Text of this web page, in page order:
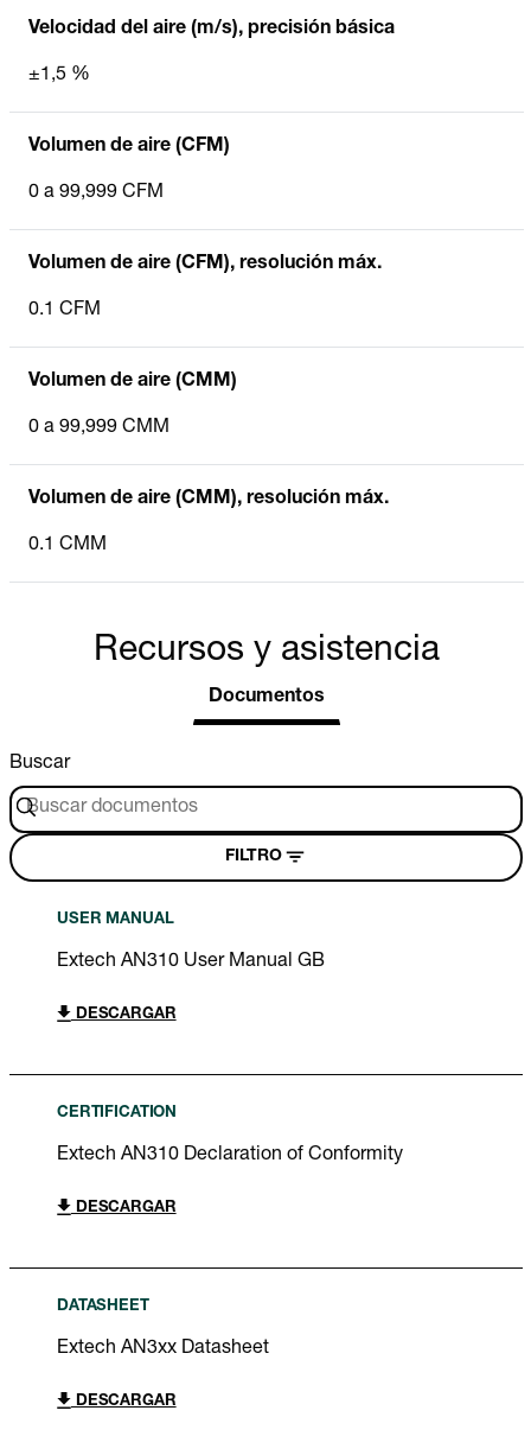
Velocidad del aire (m/s), precisión básica
±1,5 %
Volumen de aire (CFM)
0 a 99,999 CFM
Volumen de aire (CFM), resolución máx.
0.1 CFM
Volumen de aire (CMM)
0 a 99,999 CMM
Volumen de aire (CMM), resolución máx.
0.1 CMM
Recursos y asistencia
Documentos
Buscar
FILTRO
USER MANUAL
Extech AN310 User Manual GB
DESCARGAR
CERTIFICATION
Extech AN310 Declaration of Conformity
DESCARGAR
DATASHEET
Extech AN3xx Datasheet
DESCARGAR